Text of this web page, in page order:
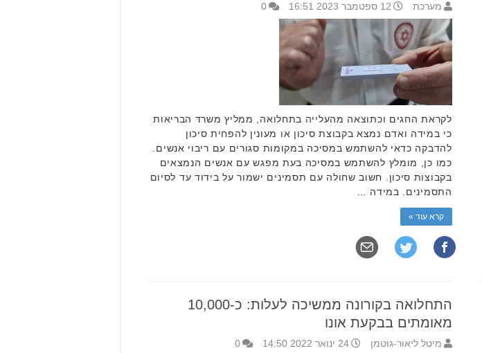
מערכת 12 ספטמבר 2023 16:51 0
לקראת החגים וכתוצאה מהעלייה בתחלואה, ממליץ משרד הבריאות
כי במידה ואדם נמצא בקבוצת סיכון או מעונין להפחית סיכון
להדבקה כדאי להשתמש במסיכה במקומות סגורים עם ריבוי אנשים.
כמו כן, מומלץ להשתמש במסיכה בעת מפגש עם אנשים הנמצאים
בקבוצות סיכון. חשוב שחולה עם תסמינים ישמור על בידוד עד לסיום
התסמינים. במידה …
קרא עוד »
התחלואה בקורונה ממשיכה לעלות: כ-10,000
מאומתים בבקעת אונו
מיטל ליאור-גוטמן 24 ינואר 2022 14:50 0